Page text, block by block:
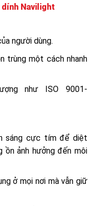
Navilight
người dùng.
trùng một cách nhanh
như ISO 9001-
sáng cực tím để diệt
ồn ảnh hưởng đến môi
ở mọi nơi mà vẫn giữ